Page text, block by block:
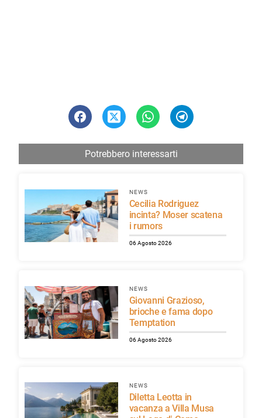
Potrebbero interessarti
NEWS
Cecilia Rodriguez
incinta? Moser scatena
i rumors
06 Agosto 2026
NEWS
Giovanni Grazioso,
brioche e fama dopo
Temptation
06 Agosto 2026
NEWS
Diletta Leotta in
vacanza a Villa Musa